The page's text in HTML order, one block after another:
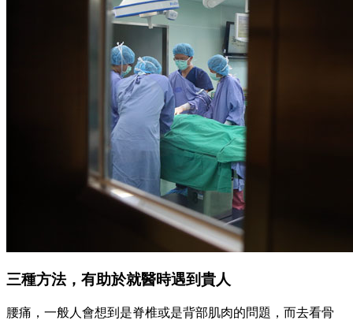
三種方法，有助於就醫時遇到貴人
腰痛，一般人會想到是脊椎或是背部肌肉的問題，而去看骨